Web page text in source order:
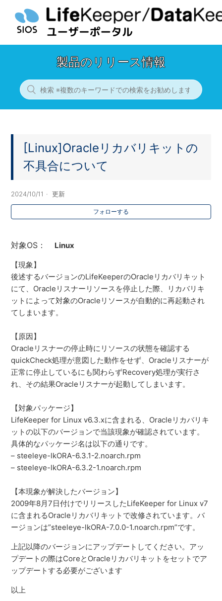
製品のリリース情報
[Linux]Oracleリカバリキットの
不具合について
2024/10/11 更新
フォローする
対象OS： Linux
【現象】
後述するバージョンのLifeKeeperのOracleリカバリキット
にて、Oracleリスナーリソースを停止した際、リカバリキ
ットによって対象のOracleリソースが自動的に再起動され
てしまいます。
【原因】
Oracleリスナーの停止時にリソースの状態を確認する
quickCheck処理が意図した動作をせず、Oracleリスナーが
正常に停止しているにも関わらずRecovery処理が実行さ
れ、その結果Oracleリスナーが起動してしまいます。
【対象パッケージ】
LifeKeeper for Linux v6.3.xに含まれる、Oracleリカバリキ
ットの以下のバージョンで当該現象が確認されています。
具体的なパッケージ名は以下の通りです。
– steeleye-lkORA-6.3.1-2.noarch.rpm
– steeleye-lkORA-6.3.2-1.noarch.rpm
【本現象が解決したバージョン】
2009年8月7日付けでリリースしたLifeKeeper for Linux v7
に含まれるOracleリカバリキットで改修されています。バ
ージョンは”steeleye-lkORA-7.0.0-1.noarch.rpm”です。
上記以降のバージョンにアップデートしてください。アッ
プデートの際はCoreとOracleリカバリキットをセットでア
ップデートする必要がございます
以上